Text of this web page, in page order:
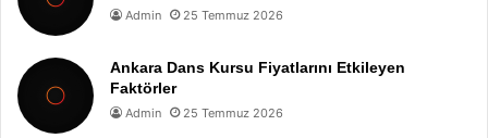
Admin 25 Temmuz 2026
Ankara Dans Kursu Fiyatlarını Etkileyen
Faktörler
Admin 25 Temmuz 2026